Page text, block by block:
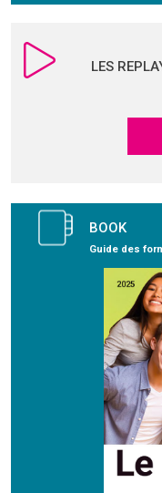
LES
BOOK
Guide des